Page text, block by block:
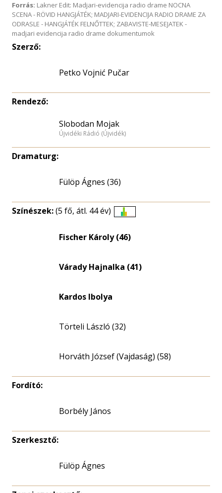
Forrás: Lakner Edit: Madjari-evidencija radio drame NOCNA
SCENA - RÖVID HANGJÁTÉK; MADJARI-EVIDENCIJA RADIO DRAME ZA
ODRASLE - HANGJÁTÉK FELNŐTTEK; ZABAVISTE-MESEJATEK -
madjari evidencija radio drame dokumentumok
Szerző:
Petko Vojnić Pučar
Rendező:
Slobodan Mojak
Újvidéki Rádió (Újvidék)
Dramaturg:
Fülöp Ágnes (36)
Színészek:(5 fő, átl. 44 év)
eloszlás
Fischer Károly (46)
Várady Hajnalka (41)
Kardos Ibolya
Törteli László (32)
Horváth József (Vajdaság) (58)
Fordító:
Borbély János
Szerkesztő:
Fülöp Ágnes